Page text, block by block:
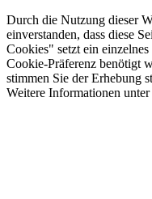
Durch die Nutzung dieser
einverstanden, dass diese
Cookies" setzt ein
Cookie-Präferenz benötigt
stimmen Sie der Erhebung
Weitere Informationen